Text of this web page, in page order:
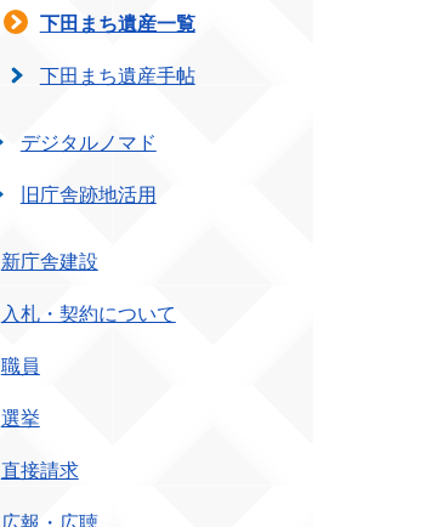
下田まち遺産一覧
下田まち遺産手帖
デジタルノマド
旧庁舎跡地活用
新庁舎建設
入札・契約について
職員
選挙
直接請求